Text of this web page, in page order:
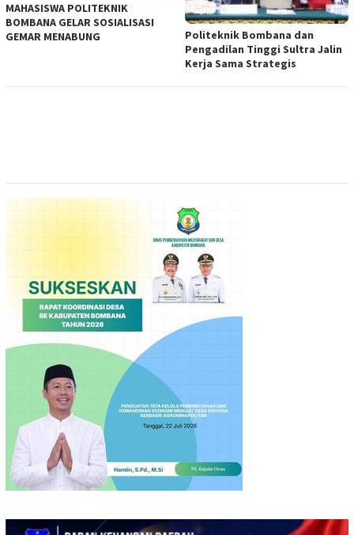
MAHASISWA POLITEKNIK
BOMBANA GELAR SOSIALISASI
GEMAR MENABUNG
Politeknik Bombana dan
Pengadilan Tinggi Sultra Jalin
Kerja Sama Strategis